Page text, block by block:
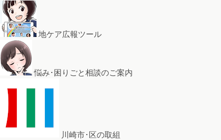
地ケア広報ツール
悩み･困りごと相談のご案内
川崎市･区の取組